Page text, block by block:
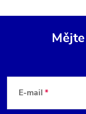
v
E-mail